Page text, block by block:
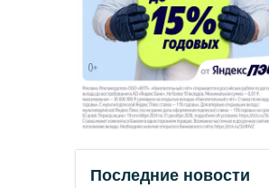
Последние новости